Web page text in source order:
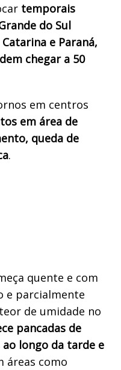
temporais
do Sul
e Paraná,
chegar a 50
em centros
em área de
queda de
.
quente e com
e parcialmente
de umidade no
pancadas de
longo da tarde e
áreas como